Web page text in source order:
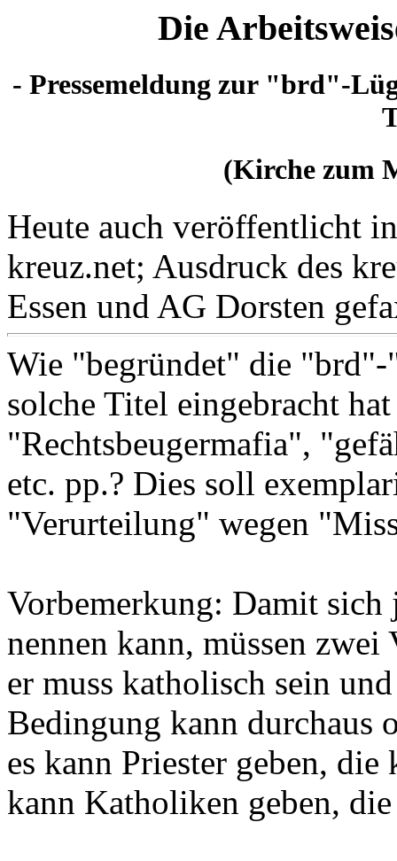
Die
- Pressemeldung zur "brd"-
(Kirche zum
Heute auch veröffentlicht
kreuz.net; Ausdruck des
Essen und AG Dorsten
Wie "begründet" die
solche Titel eingebracht
"Rechtsbeugermafia",
etc. pp.? Dies soll
"Verurteilung" wegen
Vorbemerkung: Damit
nennen kann, müssen
er muss katholisch sein
Bedingung kann durchaus
es kann Priester geben,
kann Katholiken geben,